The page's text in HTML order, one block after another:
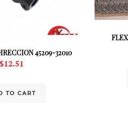
45209-32010
$12.51
TO CART